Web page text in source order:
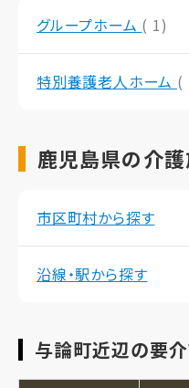
グループホーム ( 1)
特別養護老人ホーム (
鹿児島県の介護
市区町村から探す
沿線・駅から探す
与論町近辺の要